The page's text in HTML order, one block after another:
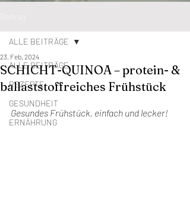
ALLE BEITRÄGE
REZEPTE
GESUNDHEIT
ERNÄHRUNG
ALLE BEITRÄGE
SCHICHT-QUINOA – protein- &
ballaststoffreiches Frühstück
23. Feb. 2024
Gesundes Frühstück, einfach und lecker!